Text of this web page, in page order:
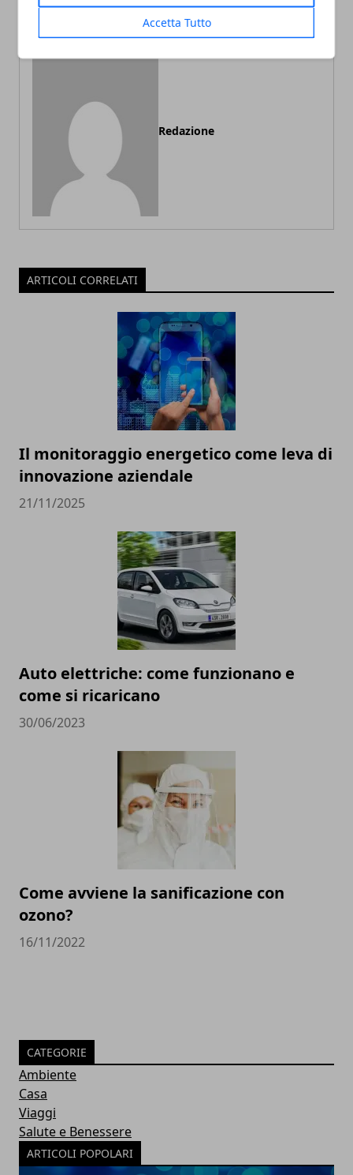
Accetta Tutto
comunicare con gli altri
investire
Redazione
ARTICOLI CORRELATI
Il monitoraggio energetico come leva di
innovazione aziendale
21/11/2025
Auto elettriche: come funzionano e
come si ricaricano
30/06/2023
Come avviene la sanificazione con
ozono?
16/11/2022
CATEGORIE
Ambiente
Casa
Viaggi
Salute e Benessere
ARTICOLI POPOLARI